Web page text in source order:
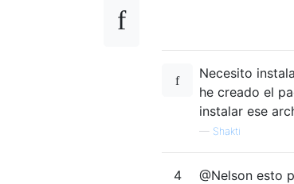
Necesito
he creado el
instalar ese
— Shakti
4 @Nelson esto